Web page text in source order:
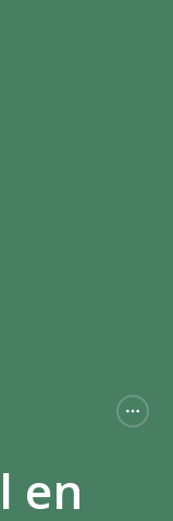
en